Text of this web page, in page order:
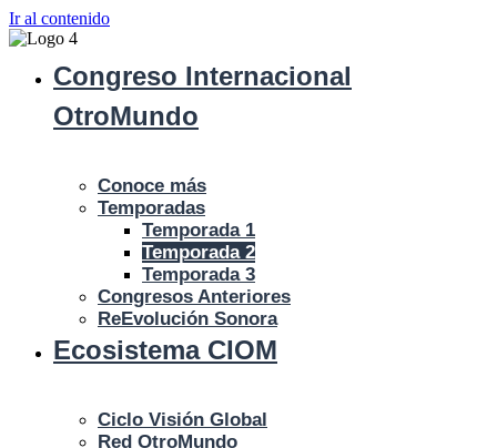
Ir al contenido
Congreso Internacional
OtroMundo
Conoce más
Temporadas
Temporada 1
Temporada 2
Temporada 3
Congresos Anteriores
ReEvolución Sonora
Ecosistema CIOM
Ciclo Visión Global
Red OtroMundo